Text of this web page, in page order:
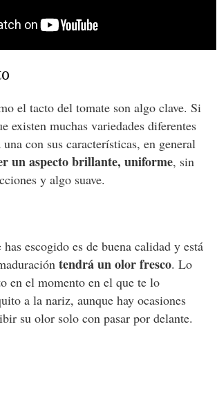
el tacto del tomate son algo clave. Si
existen muchas variedades diferentes
una con sus características, en general
un aspecto brillante, uniforme, sin
y algo suave.
escogido es de buena calidad y está
tendrá un olor fresco. Lo
en el momento en el que te lo
a la nariz, aunque hay ocasiones
su olor solo con pasar por delante.